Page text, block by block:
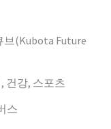
브(Kubota Future
건강, 스포츠
스